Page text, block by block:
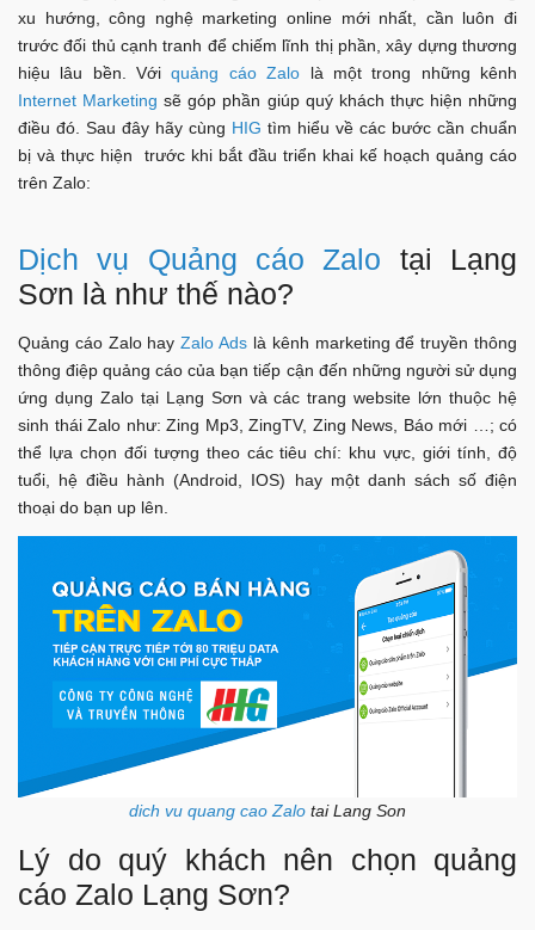
xu hướng, công nghệ marketing online mới nhất, cần luôn đi
trước đối thủ cạnh tranh để chiếm lĩnh thị phần, xây dựng thương
hiệu lâu bền. Vớiquảng cáo Zalo là một trong những kênh
Internet Marketing sẽ góp phần giúp quý khách thực hiện những
điều đó. Sau đây hãy cùng HIG tìm hiểu về các bước cần chuẩn
bị và thực hiện trước khi bắt đầu triển khai kế hoạch quảng cáo
trên Zalo:
Dịch vụ Quảng cáo Zalo tại Lạng
Sơn là như thế nào?
Quảng cáo Zalo hayZalo Ads là kênh marketing để truyền thông
thông điệp quảng cáo của bạn tiếp cận đến những người sử dụng
ứng dụng Zalo tại Lạng Sơn và các trang website lớn thuộc hệ
sinh thái Zalo như: Zing Mp3, ZingTV, Zing News, Báo mới …; có
thể lựa chọn đối tượng theo các tiêu chí: khu vực, giới tính, độ
tuổi, hệ điều hành (Android, IOS) hay một danh sách số điện
thoại do bạn up lên.
dich vu quang cao Zalo tai Lang Son
Lý do quý khách nên chọn quảng
cáo Zalo Lạng Sơn?